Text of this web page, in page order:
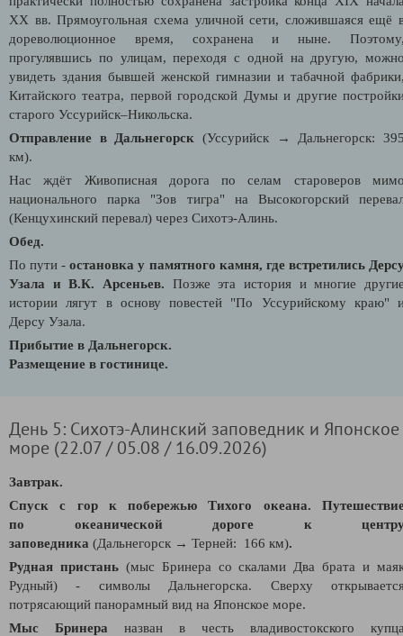
XX вв. Прямоугольная схема уличной сети, сложившаяся ещё
дореволюционное время, сохранена и ныне.
прогулявшись по улицам, переходя с одной на другую,
увидеть здания бывшей женской гимназии и табачной
Китайского театра, первой городской Думы и другие
старого Уссурийск–Никольска.
Отправление в Дальнегорск (Уссурийск → Дальнегорск:
км).
Нас ждёт Живописная дорога по селам староверов
национального парка "Зов тигра" на Высокогорский
(Кенцухинский перевал) через Сихотэ-Алинь.
Обед.
По пути -остановка у памятного камня, где встретились
Узала и В.К. Арсеньев. Позже эта история и многие
истории лягут в основу повестей "По Уссурийскому краю"
Дерсу Узала.
Прибытие в Дальнегорск.
Размещение в гостинице.
День 5: Сихотэ-Алинский заповедник и Японское
море (22.07 / 05.08 / 16.09.2026)
Завтрак.
Спуск с гор к побережью Тихого океана.
по океанической дороге к
заповедника (Дальнегорск → Терней: 166 км).
Рудная пристань (мыс Бринера со скалами Два брата и
Рудный) - символы Дальнегорска. Сверху
потрясающий панорамный вид на Японское море.
Мыс Бринера назван в честь владивостокского